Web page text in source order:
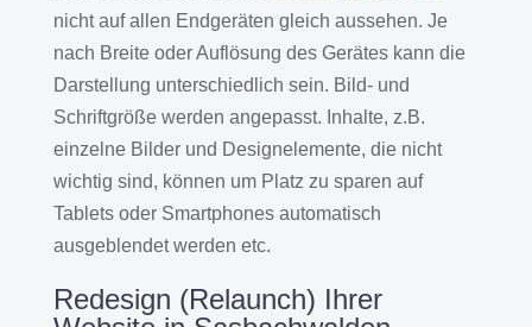
nicht auf allen Endgeräten gleich aussehen. Je
nach Breite oder Auflösung des Gerätes kann die
Darstellung unterschiedlich sein. Bild- und
Schriftgröße werden angepasst. Inhalte, z.B.
einzelne Bilder und Designelemente, die nicht
wichtig sind, können um Platz zu sparen auf
Tablets oder Smartphones automatisch
ausgeblendet werden etc.
Redesign (Relaunch) Ihrer